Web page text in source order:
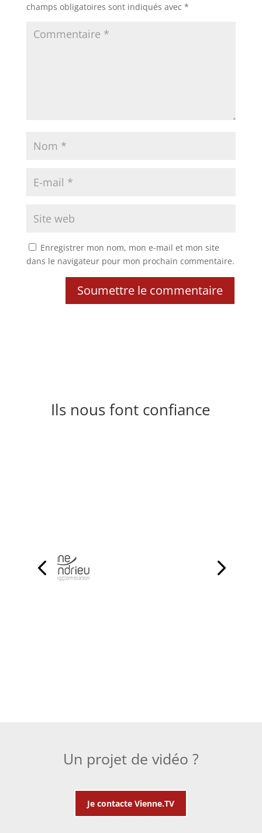
champs obligatoires sont indiqués avec *
Enregistrer mon nom, mon e-mail et mon site
dans le navigateur pour mon prochain commentaire.
Soumettre le commentaire
Ils nous font confiance
Un projet de vidéo ?
Je contacte Vienne.TV